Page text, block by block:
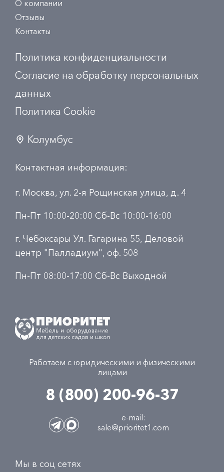
О компании
Отзывы
Контакты
Политика конфиденциальности
Согласие на обработку персональных
данных
Политика Сookie
Колумбус
Контактная информация:
г. Москва, ул. 2-я Рощинская улица, д. 4
Пн-Пт 10:00-20:00 Сб-Вс 10:00-16:00
г. Чебоксары Ул. Гагарина 55, Деловой
центр "Палладиум", оф. 508
Пн-Пт 08:00-17:00 Сб-Вс Выходной
Работаем с юридическими и физическими
лицами
8 (800) 200-96-37
e-mail:
sale@prioritet1.com
Мы в соц сетях